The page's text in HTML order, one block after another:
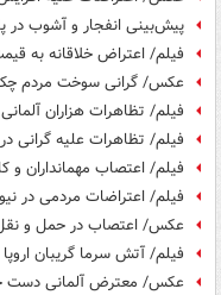
پیش‌بینی انفجار و آشوب در
فیلم/ اعتراض خلاقانه به
عکس/ گرانی سوخت مردم چک
فیلم/ تظاهرات هزاران
فیلم/ تظاهرات علیه گرانی در
فیلم/ اعتصاب مهمانداران و
فیلم/ اعتراضات مردمی در
عکس/ اعتصاب در حمل و نقل
فیلم/ آتش سرما گریبان
عکس/ معترض آلمانی دست